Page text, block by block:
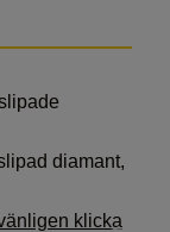
diamant,
klicka